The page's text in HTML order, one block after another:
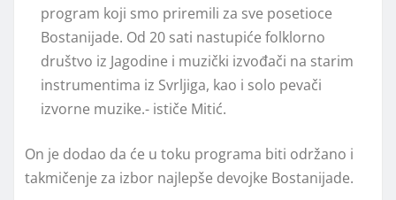
program koji smo priremili za sve posetioce
Bostanijade. Od 20 sati nastupiće folklorno
društvo iz Jagodine i muzički izvođači na starim
instrumentima iz Svrljiga, kao i solo pevači
izvorne muzike.- ističe Mitić.
On je dodao da će u toku programa biti održano i
takmičenje za izbor najlepše devojke Bostanijade.